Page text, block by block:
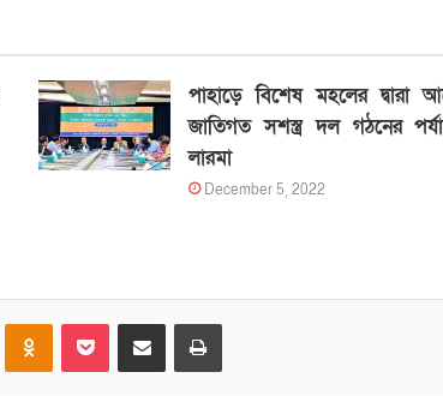
পাহাড়ে বিশেষ মহলের দ্বারা
জাতিগত সশস্ত্র দল গঠনের
লারমা
December 5, 2022